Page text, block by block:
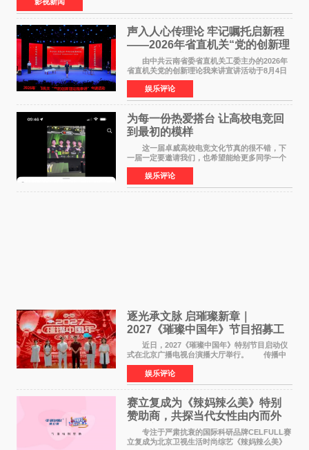
影视新闻
声入人心传理论 牢记嘱托启新程
——2026年省直机关“党的创新理
论我来讲”宣讲活动圆满落幕
由中共云南省委省直机关工委主办的2026年
省直机关党的创新理论我来讲宣讲活动于8月4日
至5日在昆明举办。活动以 "牢记嘱托 感恩奋进
开创云南发展新局面 "为主题，坚持以新时代中国
特色社会主义
娱乐评论
为每一份热爱搭台 让高校电竞回
到最初的模样
这一届卓威高校电竞文化节真的很不错，下
一届一定要邀请我们，也希望能给更多同学一个
来到现场的机会。 2026卓威高校电竞文化节
已经落下帷幕，在活动结束后，仍有不少高校电
竞社负责人和现
娱乐评论
逐光承文脉 启璀璨新章｜
2027《璀璨中国年》节目招募工
作圆满启动
近日，2027《璀璨中国年》特别节目启动仪
式在北京广播电视台演播大厅举行。 传播中
华优秀传统文化，弘扬纯正国风艺术，打造高规
格、高质感、正能量的文艺盛典，是璀璨中国年
矢志不渝的初心
娱乐评论
赛立复成为《辣妈辣么美》特别
赞助商，共探当代女性由内而外
活力美
专注于严肃抗衰的国际科研品牌CELFULL赛
立复成为北京卫视生活时尚综艺《辣妈辣么美》